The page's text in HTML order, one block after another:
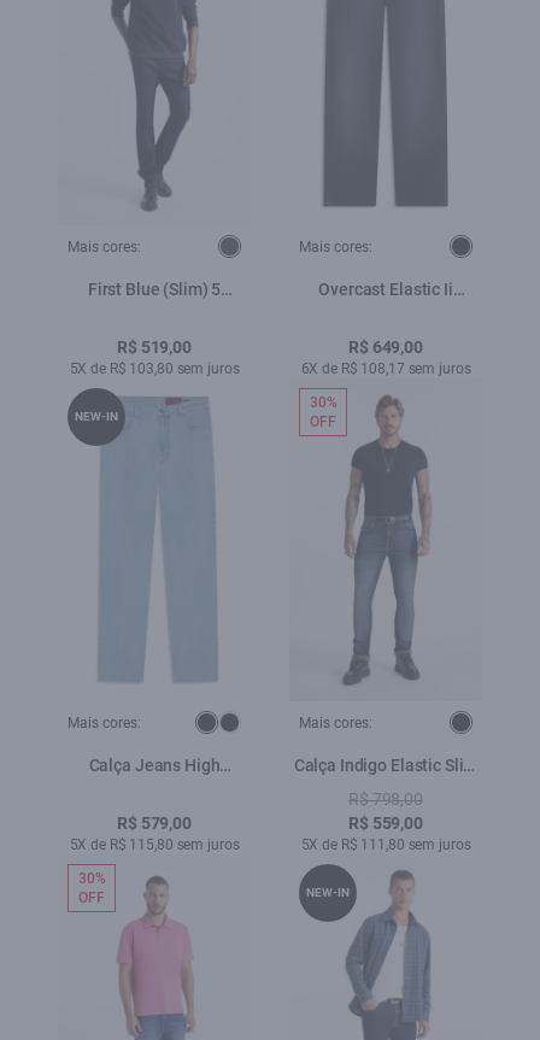
Mais cores:
First Blue (Slim) 5
R$ 519,00
5X de R$ 103,80 sem juros
Mais cores:
Overcast Elastic Ii
Lav.Escuro C/ Used
R$ 649,00
6X de R$ 108,17 sem juros
Mais cores:
Calça Jeans High
5 Pockets Lav. Claro
Total
R$ 579,00
5X de R$ 115,80 sem juros
NEW-IN
Mais cores:
Calça Indigo Elastic Slim
Filigrana Lav.Escuro C/
Matiz+3d
R$ 798,00
R$ 559,00
5X de R$ 111,80 sem juros
30%
OFF
30%
OFF
NEW-IN